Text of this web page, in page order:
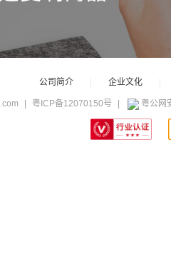
公司简介 企业文化
粤ICP备12070150号 粤公网